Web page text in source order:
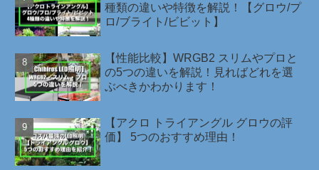
種類の違いや特徴を解説！【グロウ/プ
ロ/ブライト/ビビット】
【性能比較】WRGB2 スリムやプロと
の5つの違いを解説！見ればどれを選
ぶべきかわかります！
【アクロ トライアングル グロウの評
価】 5つのおすすめ理由！